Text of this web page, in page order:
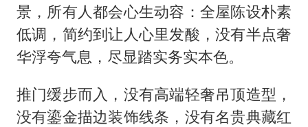
景，所有人都会心生动容：全屋陈设朴素
低调，简约到让人心里发酸，没有半点奢
华浮夸气息，尽显踏实务实本色。
推门缓步而入，没有高端轻奢吊顶造型，
没有鎏金描边装饰线条，没有名贵典藏红